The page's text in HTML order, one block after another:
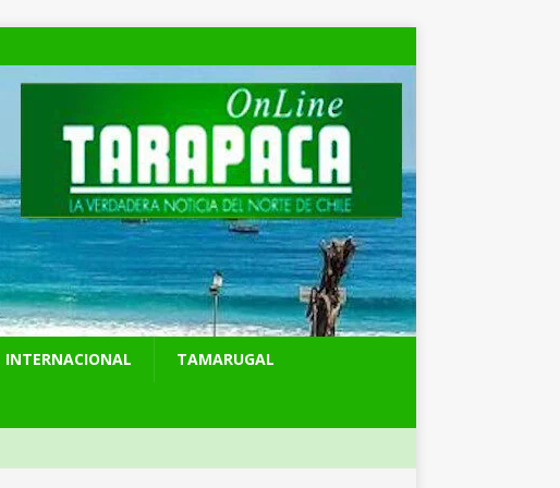
INTERNACIONAL TAMARUGAL